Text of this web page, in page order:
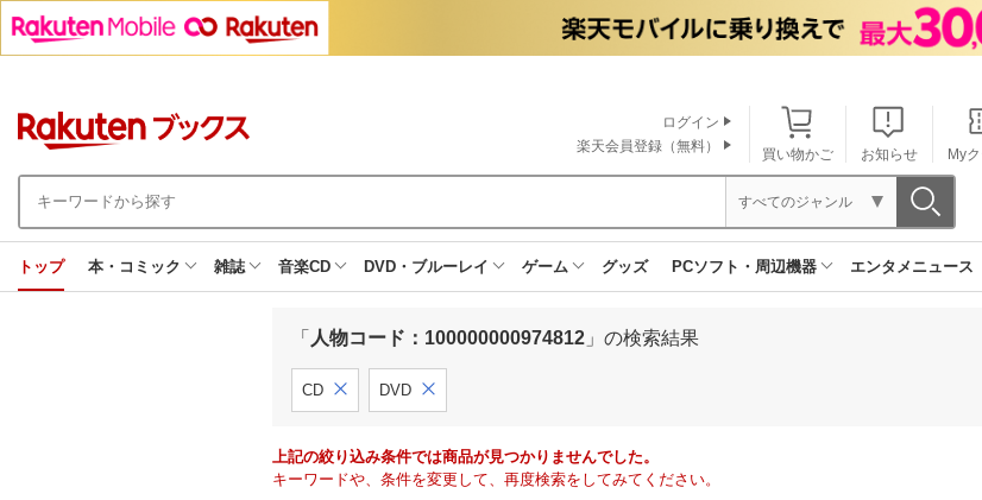
買い物かご お知らせ My
ログイン
楽天会員登録（無料）
すべてのジャンル
トップ 本・コミック 雑誌 音楽CD DVD・ブルーレイ ゲーム グッズ PCソフト・周辺機器 エンタメニュース
「 人物コード：100000000974812 」の検索結果
CD DVD
上記の絞り込み条件では商品が見つかりませんでした。
キーワードや、条件を変更して、再度検索をしてみてください。